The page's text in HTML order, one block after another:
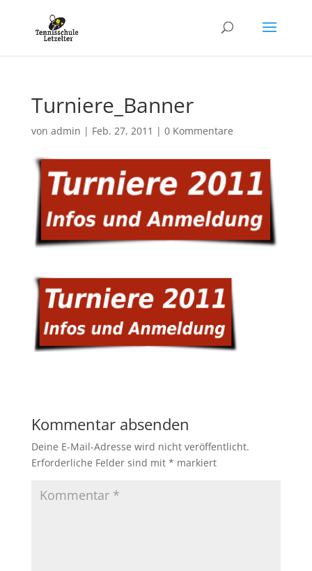
Turniere_Banner
von admin | Feb. 27, 2011 | 0 Kommentare
Kommentar absenden
Deine E-Mail-Adresse wird nicht veröffentlicht.
Erforderliche Felder sind mit * markiert